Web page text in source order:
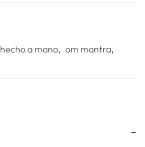
hecho a mano, om mantra,